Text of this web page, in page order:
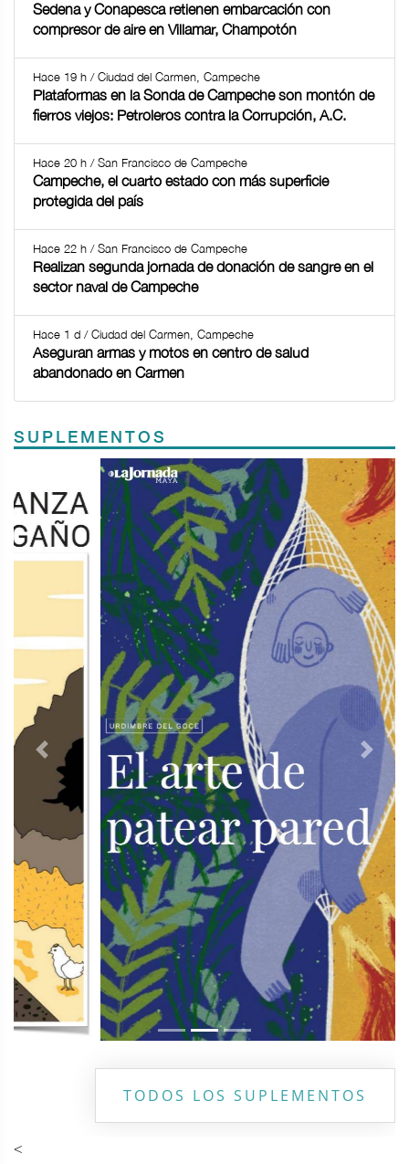
Sedena y Conapesca retienen embarcación con
compresor de aire en Villamar, Champotón
Hace 19 h / Ciudad del Carmen, Campeche
Plataformas en la Sonda de Campeche son montón de
fierros viejos: Petroleros contra la Corrupción, A.C.
Hace 20 h / San Francisco de Campeche
Campeche, el cuarto estado con más superficie
protegida del país
Hace 22 h / San Francisco de Campeche
Realizan segunda jornada de donación de sangre en el
sector naval de Campeche
Hace 1 d / Ciudad del Carmen, Campeche
Aseguran armas y motos en centro de salud
abandonado en Carmen
SUPLEMENTOS
Previous Next
TODOS LOS SUPLEMENTOS
<